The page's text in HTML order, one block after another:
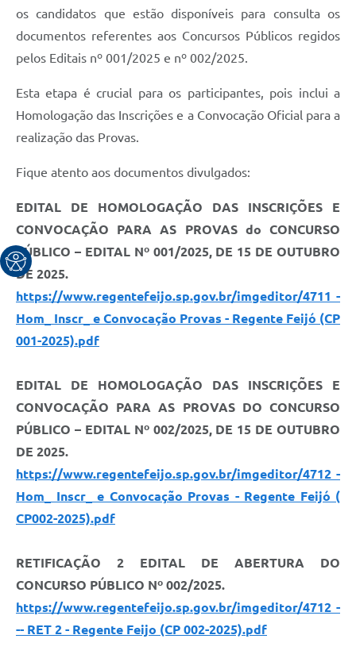
os candidatos que estão disponíveis para consulta os
documentos referentes aos Concursos Públicos regidos
pelos Editais nº 001/2025 e nº 002/2025.
Esta etapa é crucial para os participantes, pois inclui a
Homologação das Inscrições e a Convocação Oficial para a
realização das Provas.
Fique atento aos documentos divulgados:
EDITAL DE HOMOLOGAÇÃO DAS INSCRIÇÕES E
CONVOCAÇÃO PARA AS PROVAS do CONCURSO
PÚBLICO – EDITAL Nº 001/2025, DE 15 DE OUTUBRO
DE 2025.
https://www.regentefeijo.sp.gov.br/imgeditor/4711 -
Hom_ Inscr_ e Convocação Provas - Regente Feijó (CP
001-2025).pdf
EDITAL DE HOMOLOGAÇÃO DAS INSCRIÇÕES E
CONVOCAÇÃO PARA AS PROVAS DO CONCURSO
PÚBLICO – EDITAL Nº 002/2025, DE 15 DE OUTUBRO
DE 2025.
https://www.regentefeijo.sp.gov.br/imgeditor/4712 -
Hom_ Inscr_ e Convocação Provas - Regente Feijó (
CP002-2025).pdf
RETIFICAÇÃO 2 EDITAL DE ABERTURA DO
CONCURSO PÚBLICO Nº 002/2025.
https://www.regentefeijo.sp.gov.br/imgeditor/4712 -
-- RET 2 - Regente Feijo (CP 002-2025).pdf